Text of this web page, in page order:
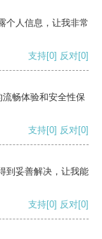
个人信息，让我非常
支持[0] 反对[0]
畅体验和安全性保
支持[0] 反对[0]
到妥善解决，让我能
支持[0] 反对[0]